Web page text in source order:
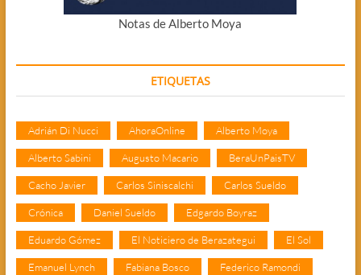
Notas de Alberto Moya
ETIQUETAS
Adrián Di Nucci AhoraOnline Alberto Moya
Alberto Sabini Augusto Macario BeraUnPaisTV
Cacho Javier Carlos Siniscalchi Carlos Sueldo
Crónica Daniel Sueldo Edgardo Boyraz
Eduardo Gómez El Noticiero de Berazategui El Sol
Emanuel Lynch Fabiana Bosco Federico Ramondi